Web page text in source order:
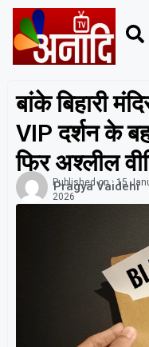
बांके बिहारी
VIP दर्शन के
फिर अश्लील
Pragya Vaidehi
Published on : 15
2026